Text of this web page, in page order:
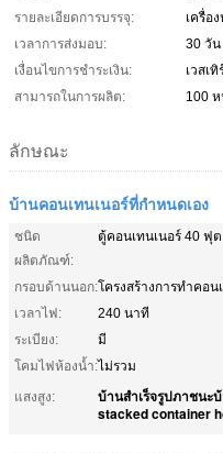
รายละเอียดการบรรจุ:
เครื่อ
เวลาการส่งมอบ:
30 วัน
เงื่อนไขการชำระเงิน:
เวสเ
สามารถในการผลิต:
100
ลักษณะ
บ้านคอนเทนเนอร์ที่กำหนดเอง
ชนิด
ผลิตภัณฑ์:
ตู้คอนเทนเนอร์ 40 ฟุต
กรอบด้านนอก:โครงสร้างการทำคอน
เวลาไฟ:
240 นาที
ระเบียง:
มี
โคมไฟห้องน้ำ:ไม่รวม
แสงสูง:
บ้านสำเร็จรูปภาชนะ
stacked container